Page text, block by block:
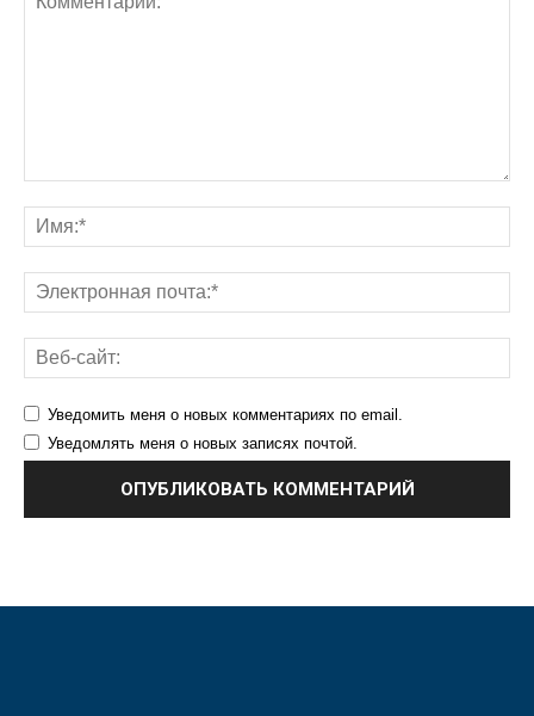
Уведомить меня о новых комментариях по email.
Уведомлять меня о новых записях почтой.